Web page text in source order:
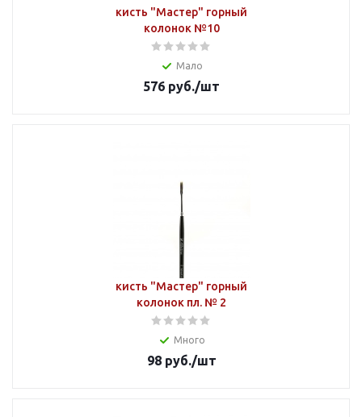
кисть "Мастер" горный
колонок №10
Мало
576 руб./шт
кисть "Мастер" горный
колонок пл. № 2
Много
98руб./шт